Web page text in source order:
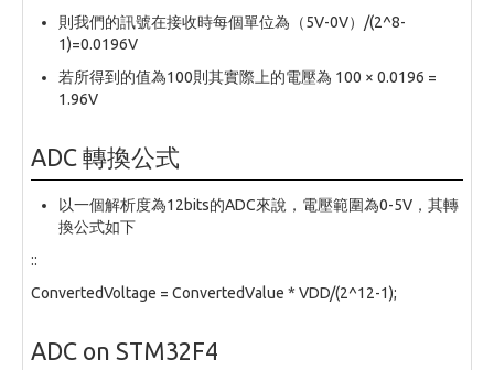
則我們的訊號在接收時每個單位為（5V-0V）/(2^8-
1)=0.0196V
若所得到的值為100則其實際上的電壓為 100 × 0.0196 =
1.96V
ADC 轉換公式
以一個解析度為12bits的ADC來說，電壓範圍為0-5V，其轉
換公式如下
::
ConvertedVoltage = ConvertedValue * VDD/(2^12-1);
ADC on STM32F4